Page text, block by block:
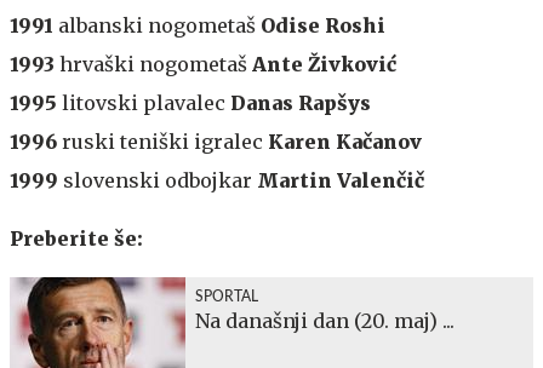
1991 albanski nogometaš Odise Roshi
1993 hrvaški nogometaš Ante Živković
1995 litovski plavalec Danas Rapšys
1996 ruski teniški igralec Karen Kačanov
1999 slovenski odbojkar Martin Valenčič
Preberite še:
SPORTAL
Na današnji dan (20. maj) ...